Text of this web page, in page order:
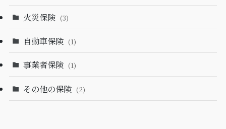
火災保険 (3)
自動車保険 (1)
事業者保険 (1)
その他の保険 (2)